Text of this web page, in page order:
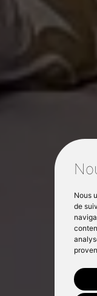
Nous
de